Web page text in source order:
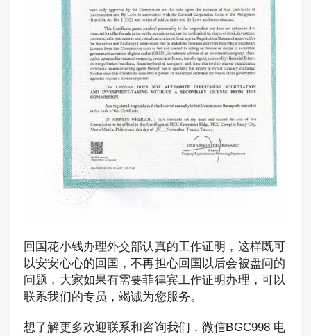
回国花小钱办理外交部认真的工作证明，这样既可
以安安心心的回国，不再担心回国以后会被盘问的
问题，大家如果有需要菲律宾工作证明办理，可以
联系我们的专员，竭诚为您服务。
想了解更多欢迎联系和咨询我们，微信BGC998 电